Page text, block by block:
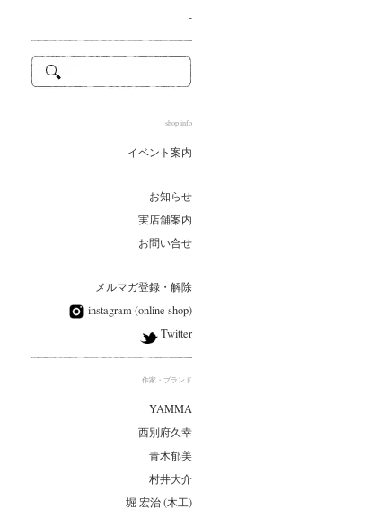
-
shop info
イベント案内
お知らせ
実店舗案内
お問い合せ
メルマガ登録・解除
instagram (online shop)
Twitter
作家・ブランド
YAMMA
西別府久幸
青木郁美
村井大介
堀 宏治 (木工)